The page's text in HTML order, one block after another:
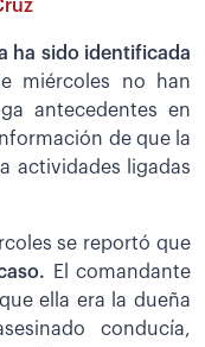
ha sido identificada
miércoles no han
antecedentes en
de que la
actividades ligadas
se reportó que
El comandante
ella era la dueña
conducía,